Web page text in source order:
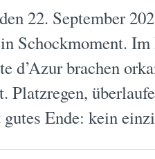
22. September
Schockmoment.
d’Azur brachen
Platzregen,
gutes Ende: kein